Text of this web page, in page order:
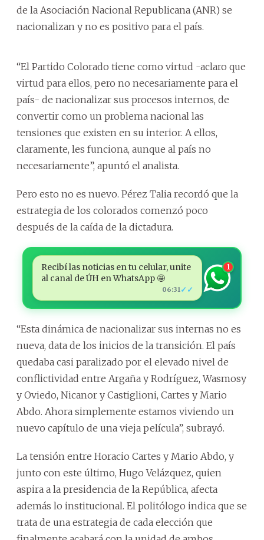
de la Asociación Nacional Republicana (ANR) se
nacionalizan y no es positivo para el país.
“El Partido Colorado tiene como virtud -aclaro que
virtud para ellos, pero no necesariamente para el
país- de nacionalizar sus procesos internos, de
convertir como un problema nacional las
tensiones que existen en su interior. A ellos,
claramente, les funciona, aunque al país no
necesariamente”, apuntó el analista.
Pero esto no es nuevo. Pérez Talia recordó que la
estrategia de los colorados comenzó poco
después de la caída de la dictadura.
Recibí las noticias en tu celular, unite
al canal de ÚH en WhatsApp 🤩
06:31✓✓
1
“Esta dinámica de nacionalizar sus internas no es
nueva, data de los inicios de la transición. El país
quedaba casi paralizado por el elevado nivel de
conflictividad entre Argaña y Rodríguez, Wasmosy
y Oviedo, Nicanor y Castiglioni, Cartes y Mario
Abdo. Ahora simplemente estamos viviendo un
nuevo capítulo de una vieja película”, subrayó.
La tensión entre Horacio Cartes y Mario Abdo, y
junto con este último, Hugo Velázquez, quien
aspira a la presidencia de la República, afecta
además lo institucional. El politólogo indica que se
trata de una estrategia de cada elección que